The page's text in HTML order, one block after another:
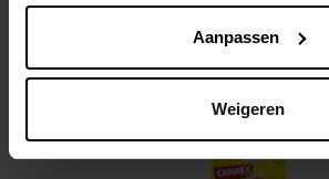
Aanpassen
Weigeren